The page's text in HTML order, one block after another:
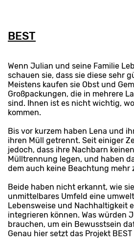
BEST
Wenn Julian und seine Familie
schauen sie, dass sie diese sehr
Meistens kaufen sie Obst und
Großpackungen, die in mehrere
sind. Ihnen ist es nicht wichtig,
kommen.
Bis vor kurzem haben Lena und
ihren Müll getrennt. Seit einiger
jedoch, dass ihre Nachbarn
Mülltrennung legen, und haben
dem auch keine Beachtung mehr
Beide haben nicht erkannt, wie
unmittelbares Umfeld eine
Lebensweise und Nachhaltigkeit
integrieren können. Was würden
brauchen, um ein Bewusstsein
Genau hier setzt das Projekt BEST